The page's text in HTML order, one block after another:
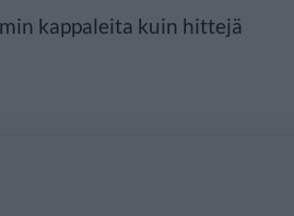
kappaleita kuin hittejä